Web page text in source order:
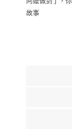
故事